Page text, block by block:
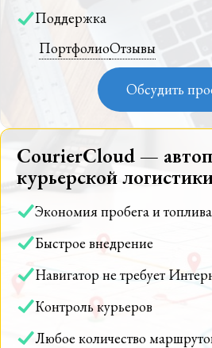
Поддержка
ПортфолиоОтзывы
Обсудить
CourierCloud —
курьерской
Экономия пробега и топлива
Быстрое внедрение
Навигатор не требует
Контроль курьеров
Любое количество